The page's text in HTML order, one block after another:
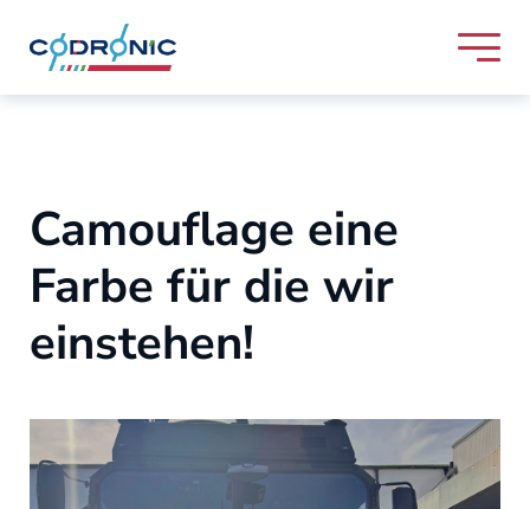
Camouflage eine
Farbe für die wir
einstehen!